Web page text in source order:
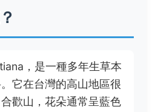
，是一種多年生草本
它在台灣的高山地區很
歡山，花朵通常呈藍色